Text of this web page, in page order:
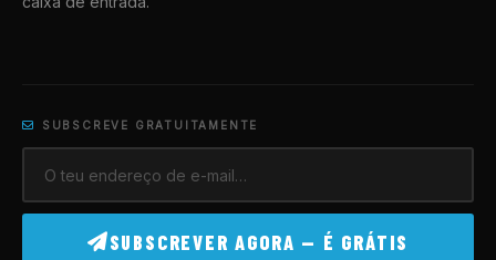
SUBSCREVE GRATUITAMENTE
SUBSCREVER AGORA — É GRÁTIS